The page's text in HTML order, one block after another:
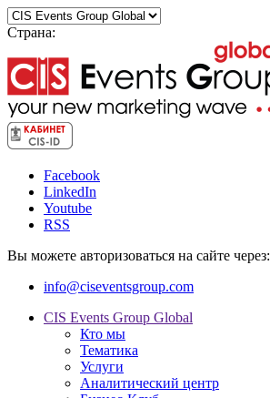
Страна:
Facebook
LinkedIn
Youtube
RSS
Вы можете авторизоваться на сайте через:
info@ciseventsgroup.com
CIS Events Group Global
Кто мы
Тематика
Услуги
Аналитический центр